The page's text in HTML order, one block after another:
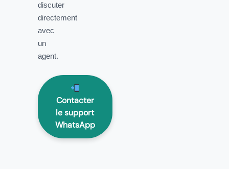
discuter
directement
avec
un
agent.
Contacter
le support
WhatsApp